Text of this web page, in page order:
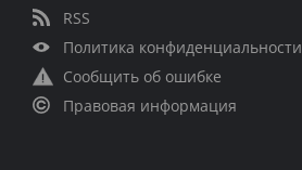
RSS
Политика конфиденциальности
Сообщить об ошибке
Правовая информация